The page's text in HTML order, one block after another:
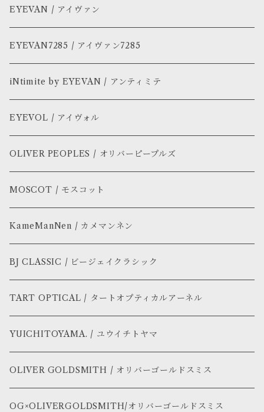
EYEVAN / アイヴァン
EYEVAN7285 / アイヴァン7285
iNtimite by EYEVAN / アンティミテ
EYEVOL / アイヴォル
OLIVER PEOPLES / オリバーピープルズ
MOSCOT / モスコット
KameManNen / カメマンネン
BJ CLASSIC / ビージェイクラシック
TART OPTICAL / タートオプティカルアーネル
YUICHITOYAMA. / ユウイチトヤマ
OLIVER GOLDSMITH / オリバーゴールドスミス
OG×OLIVERGOLDSMITH/オリバーゴールドスミス